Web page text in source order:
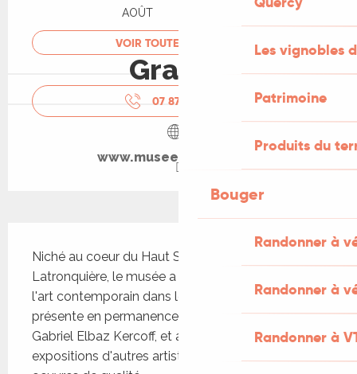
Les vignobles
Patrimoine
Produits du
Bouger
Randonner à
Randonner à
Randonner à
AOÛT
VOIR TOUTES LES DATES
Gratuit
07 87 30 51
www.museegabriel.com
Niché au coeur du Haut Ségala dans le village de
Latronquière, le musée a pour vocation de diffuser
l'art contemporain dans le Nord du Lot. Il
présente en permanence les sculptures de
Gabriel Elbaz Kercoff, et accueille également les
expositions d'autres artistes proposant des